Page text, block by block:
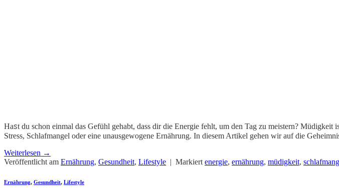
Haꮪt du schon einmal das Gefühl gehabt, dass dir die Energie fehlt, um den Tag zu meistern?
Stress, Schlafmangel oder eine unausgewogene Ernährung. In diesem Artikel gehen wir auf die
Weiterlesen →
Veröffentlicht am Ernährung, Gesundheit, Lifestyle | Markiert energie, ernährung, müdigkeit,
Ernährung, Gesundheit, Lifestyle